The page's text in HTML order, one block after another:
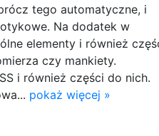
tego automatyczne, i
Na dodatek w
elementy i również
czy mankiety.
i również części do nich.
pokaż więcej »